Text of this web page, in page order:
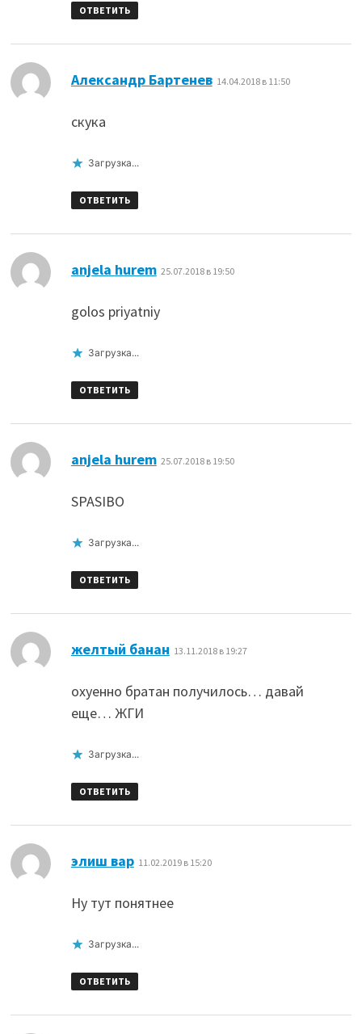
ОТВЕТИТЬ
Александр Бартенев: 14.04.2018 в 11:50
скука
Загрузка...
ОТВЕТИТЬ
anjela hurem: 25.07.2018 в 19:50
golos priyatniy
Загрузка...
ОТВЕТИТЬ
anjela hurem: 25.07.2018 в 19:50
SPASIBO
Загрузка...
ОТВЕТИТЬ
желтый банан 13.11.2018 в 19:27
охуенно братан получилось… давай
еще… ЖГИ
Загрузка...
ОТВЕТИТЬ
элиш вар: 11.02.2019 в 15:20
Ну тут понятнее
Загрузка...
ОТВЕТИТЬ